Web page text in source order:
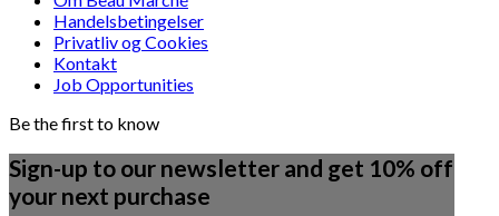
Handelsbetingelser
Privatliv og Cookies
Kontakt
Job Opportunities
Be the first to know
Sign-up to our newsletter and get 10% off
your next purchase